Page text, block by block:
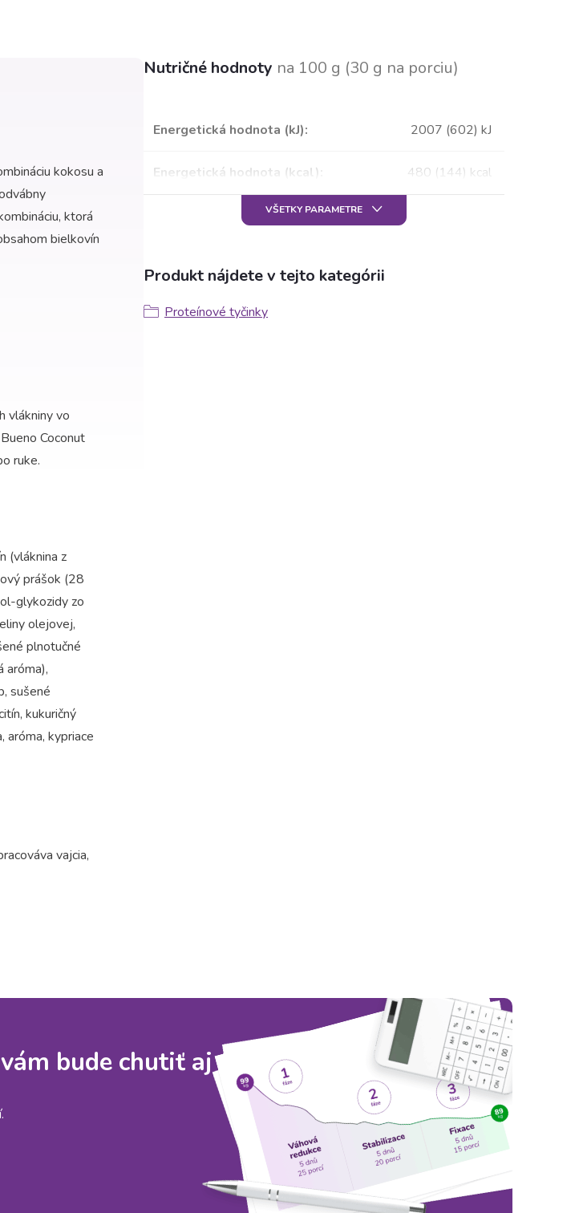
kokosu a
ktorá
bielkovín
vlákniny vo
Coconut
ruke.
(vláknina z
prášok (28
glykozidy zo
olejovej,
plnotučné
aróma),
sušené
kukuričný
aróma, kypriace
vajcia,
Nutričné hodnoty na 100 g (30 g na porciu)
Energetická hodnota (kJ): 2007 (602) kJ
Energetická hodnota (kcal) 480 (144) kcal
VŠETKY PARAMETRE
Produkt nájdete v tejto kategórii
Proteínové tyčinky
bude chutiť aj fungovať.